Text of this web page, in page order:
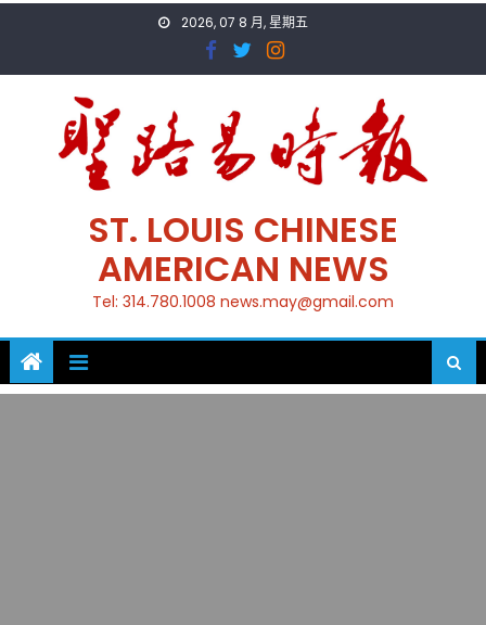
2026, 07 8 月, 星期五
ST. LOUIS CHINESE
AMERICAN NEWS
Tel: 314.780.1008 news.may@gmail.com